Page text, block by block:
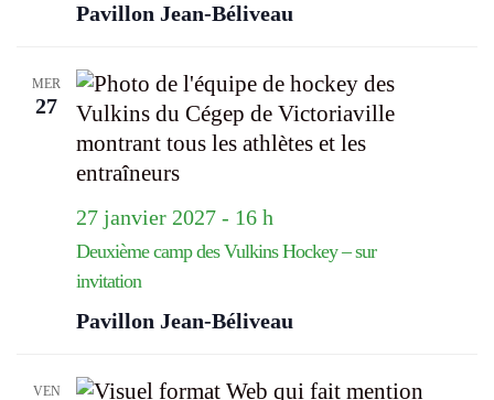
Pavillon Jean-Béliveau
MER
27
27 janvier 2027 - 16 h
Deuxième camp des Vulkins Hockey – sur
invitation
Pavillon Jean-Béliveau
VEN